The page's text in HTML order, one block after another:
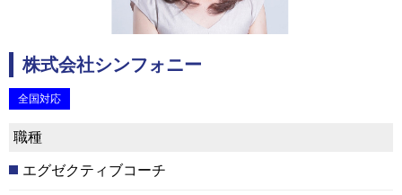
株式会社シンフォニー
全国対応
職種
エグゼクティブコーチ